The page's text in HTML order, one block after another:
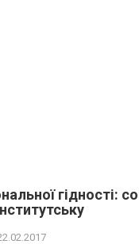
гідності: